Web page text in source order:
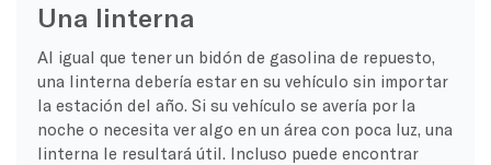
Una linterna
Al igual que tener un bidón de gasolina de repuesto,
una linterna debería estar en su vehículo sin importar
la estación del año. Si su vehículo se avería por la
noche o necesita ver algo en un área con poca luz, una
linterna le resultará útil. Incluso puede encontrar